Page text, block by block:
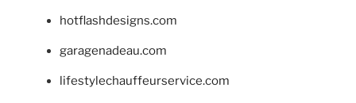
hotflashdesigns.com
garagenadeau.com
lifestylechauffeurservice.com